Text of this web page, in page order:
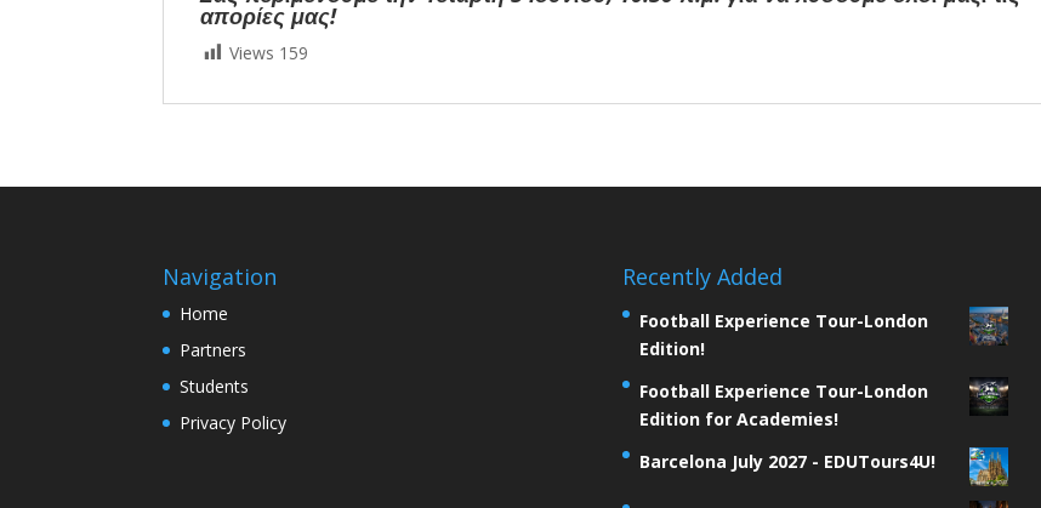
απορίες μας!
Views 159
Navigation
Home
Partners
Students
Privacy Policy
Recently Added
Football Experience Tour-London
Edition!
Football Experience Tour-London
Edition for Academies!
Barcelona July 2027 - EDUTours4U!